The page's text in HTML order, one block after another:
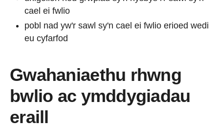
cael ei fwlio
pobl nad yw'r sawl sy'n cael ei fwlio erioed wedi
eu cyfarfod
Gwahaniaethu rhwng
bwlio ac ymddygiadau
eraill